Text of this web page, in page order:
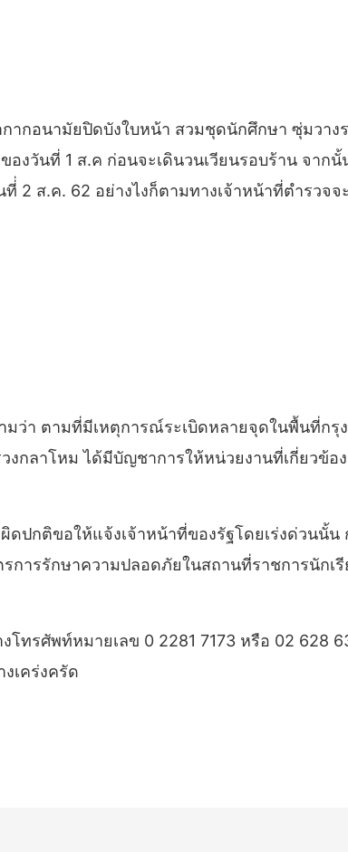
ากอนามัยปิดบังใบหน้า สวมชุดนักศึกษา ซุ่มวาง
งวันที่ 1 ส.ค ก่อนจะเดินวนเวียนรอบร้าน จาก
2 ส.ค. 62 อย่างไงก็ตามทางเจ้าหน้าที่ตำรวจ
ว่า ตามที่มีเหตุการณ์ระเบิดหลายจุดในพื้นที่กรุ
กลาโหม ได้มีบัญชาการให้หน่วยงานที่เกี่ยวข้อ
ปกติขอให้แจ้งเจ้าหน้าที่ของรัฐโดยเร่งด่วนนั้น
ารรักษาความปลอดภัยในสถานที่ราชการนักเ
ทรศัพท์หมายเลข 0 2281 7173 หรือ 02 628
เคร่งครัด